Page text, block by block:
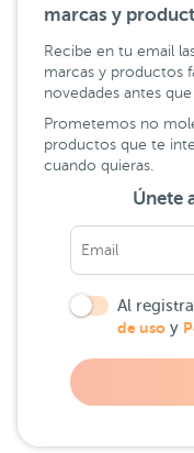
marcas y
Recibe en tu email
marcas y productos
novedades antes que
Prometemos no
productos que te
cuando quieras.
Únete
Al
de uso y